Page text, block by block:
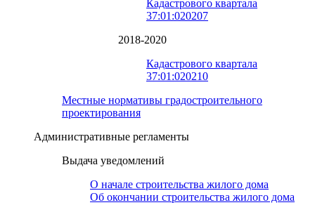
Кадастрового квартала
37:01:020207
2018-2020
Кадастрового квартала
37:01:020210
Местные нормативы градостроительного
проектирования
Административные регламенты
Выдача уведомлений
О начале строительства жилого дома
Об окончании строительства жилого дома